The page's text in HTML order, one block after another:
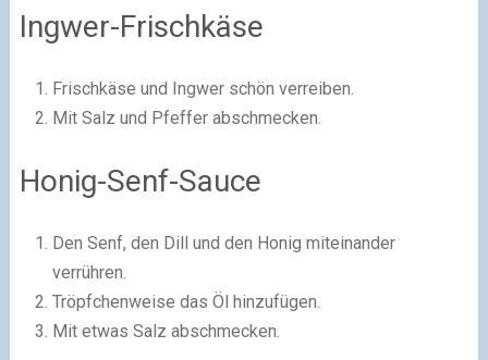
Ingwer-Frischkäse
Frischkäse und Ingwer schön verreiben.
Mit Salz und Pfeffer abschmecken.
Honig-Senf-Sauce
Den Senf, den Dill und den Honig miteinander
verrühren.
Tröpfchenweise das Öl hinzufügen.
Mit etwas Salz abschmecken.